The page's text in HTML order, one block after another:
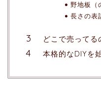
野地板（
長さの表
どこで売ってる
本格的なDIYを